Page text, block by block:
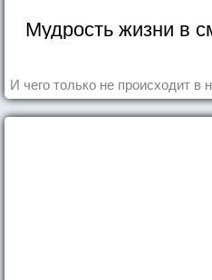
Мудрость жизни в
И чего только не происходит